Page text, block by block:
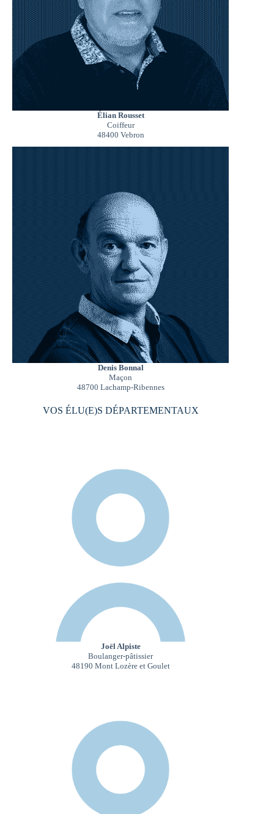
Élian Rousset
Coiffeur
48400 Vebron
Denis Bonnal
Maçon
48700 Lachamp-Ribennes
VOS ÉLU(E)S DÉPARTEMENTAUX
Joël Alpiste
Boulanger-pâtissier
48190 Mont Lozère et Goulet